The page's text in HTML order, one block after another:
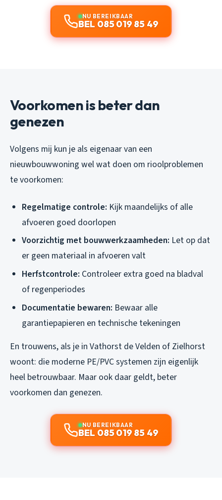
NU BEREIKBAAR
BEL 085 019 85 49
Voorkomen is beter dan
genezen
Volgens mij kun je als eigenaar van een
nieuwbouwwoning wel wat doen om rioolproblemen
te voorkomen:
Regelmatige controle: Kijk maandelijks of alle
afvoeren goed doorlopen
Voorzichtig met bouwwerkzaamheden: Let op dat
er geen materiaal in afvoeren valt
Herfstcontrole: Controleer extra goed na bladval
of regenperiodes
Documentatie bewaren: Bewaar alle
garantiepapieren en technische tekeningen
En trouwens, als je in Vathorst de Velden of Zielhorst
woont: die moderne PE/PVC systemen zijn eigenlijk
heel betrouwbaar. Maar ook daar geldt, beter
voorkomen dan genezen.
NU BEREIKBAAR
BEL 085 019 85 49